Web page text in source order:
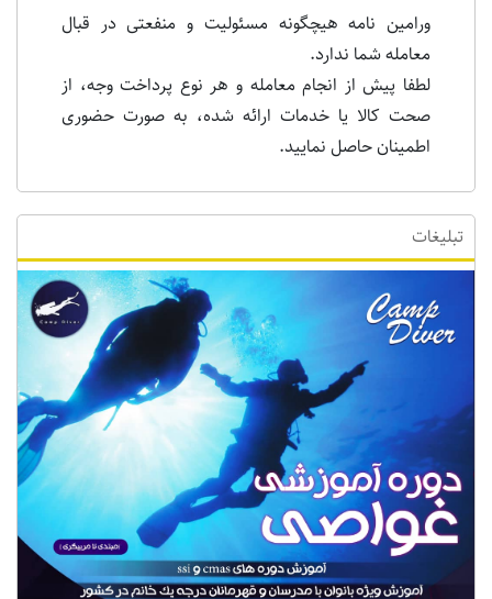
ورامین نامه هیچگونه مسئولیت و منفعتی در قبال
معامله شما ندارد.
لطفا پیش از انجام معامله و هر نوع پرداخت وجه، از
صحت کالا یا خدمات ارائه شده، به صورت حضوری
اطمینان حاصل نمایید.
تبلیغات